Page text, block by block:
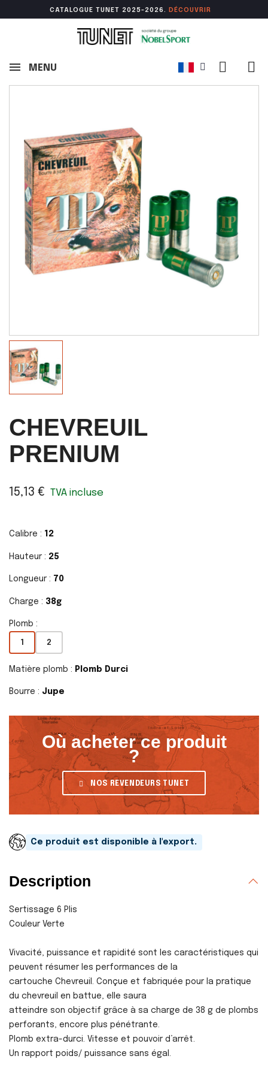
CATALOGUE TUNET 2025-2026. DÉCOUVR IR
MENU
CHEVREUIL
PRENIUM
15,13 € TVA incluse
Calibre : 12
Hauteur : 25
Longueur : 70
Charge : 38g
Plomb :
1 2
Matière plomb : Plomb Durci
Bourre : Jupe
Où acheter ce produit
?
NOS REVENDEURS TUNET
Ce produit est disponible à l'export.
Description
Sertissage 6 Plis
Couleur Verte
Vivacité, puissance et rapidité sont les caractéristiques qui
peuvent résumer les performances de la
cartouche Chevreuil. Conçue et fabriquée pour la pratique
du chevreuil en battue, elle saura
atteindre son objectif grâce à sa charge de 38 g de plombs
perforants, encore plus pénétrante.
Plomb extra-durci. Vitesse et pouvoir d’arrêt.
Un rapport poids/ puissance sans égal.